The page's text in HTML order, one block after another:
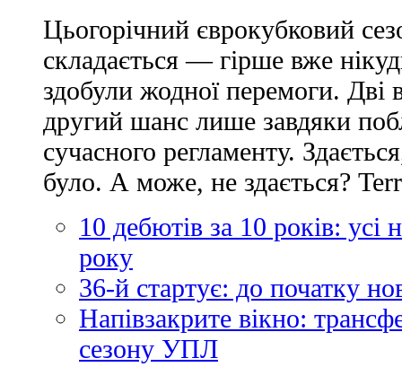
Цьогорічний єврокубковий
складається — гірше вже
здобули жодної перемоги.
другий шанс лише завдяки
сучасного регламенту.
було. А може, не здається?
10 дебютів за 10 років:
року
36-й стартує: до початку
Напівзакрите вікно:
сезону УПЛ